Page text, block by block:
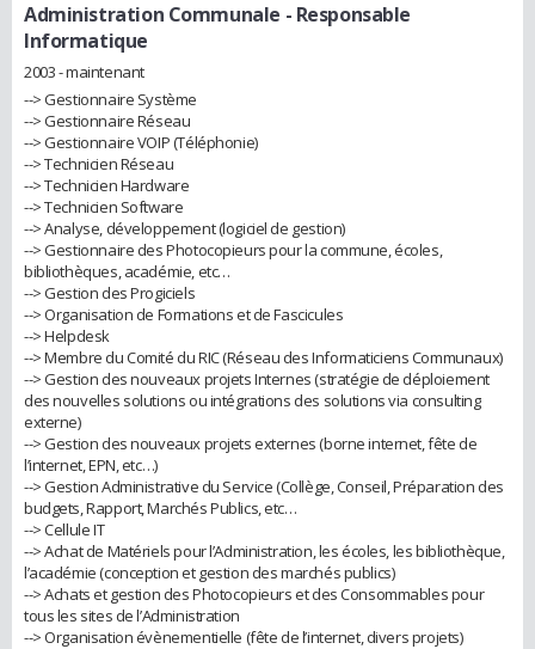
Administration Communale - Responsable
Informatique
2003 - maintenant
--> Gestionnaire Système
--> Gestionnaire Réseau
--> Gestionnaire VOIP (Téléphonie)
--> Technicien Réseau
--> Technicien Hardware
--> Technicien Software
--> Analyse, développement (logiciel de gestion)
--> Gestionnaire des Photocopieurs pour la commune, écoles,
bibliothèques, académie, etc…
--> Gestion des Progiciels
--> Organisation de Formations et de Fascicules
--> Helpdesk
--> Membre du Comité du RIC (Réseau des Informaticiens Communaux)
--> Gestion des nouveaux projets Internes (stratégie de déploiement
des nouvelles solutions ou intégrations des solutions via consulting
externe)
--> Gestion des nouveaux projets externes (borne internet, fête de
l’internet, EPN, etc…)
--> Gestion Administrative du Service (Collège, Conseil, Préparation des
budgets, Rapport, Marchés Publics, etc…
--> Cellule IT
--> Achat de Matériels pour l’Administration, les écoles, les bibliothèque,
l’académie (conception et gestion des marchés publics)
--> Achats et gestion des Photocopieurs et des Consommables pour
tous les sites de l’Administration
--> Organisation évènementielle (fête de l’internet, divers projets)